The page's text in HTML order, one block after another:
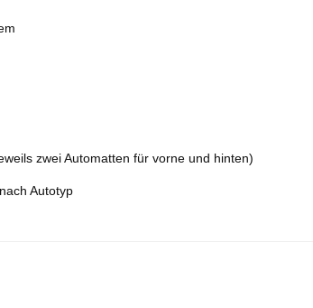
zwei Automatten für vorne und hinten)
Autotyp